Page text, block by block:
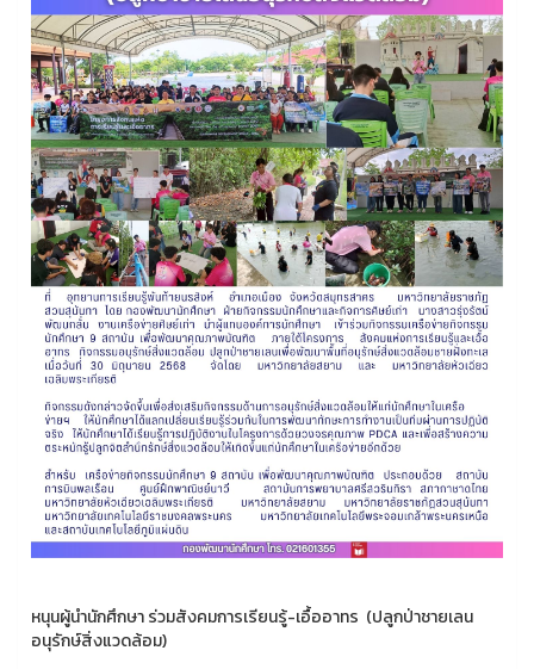
หนุนผู้นำนักศึกษา ร่วมสังคมการเรียนรู้-เอื้ออาทร (ปลูกป่าชายเลน
อนุรักษ์สิ่งแวดล้อม)